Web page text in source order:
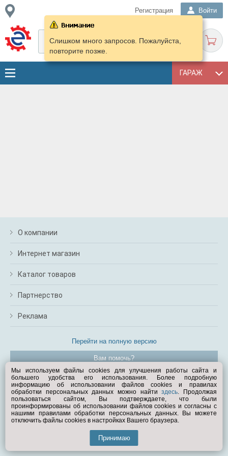
Регистрация Войти
ГАРАЖ
Слишком много запросов. Пожалуйста,
повторите позже.
О компании
Интернет магазин
Каталог товаров
Партнерство
Реклама
Перейти на полную версию
Вам помочь?
© Exist.ru 1998—2026
Мы используем файлы cookies для улучшения работы сайта и
большего удобства его использования. Более подробную
информацию об использовании файлов cookies и правилах
обработки персональных данных можно найтиздесь. Продолжая
пользоваться сайтом, Вы подтверждаете, что были
проинформированы об использовании файлов cookies и согласны с
нашими правилами обработки персональных данных. Вы можете
отключить файлы cookies в настройках Вашего браузера.
Принимаю